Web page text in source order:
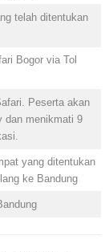
telah ditentukan
Bogor via Tol
. Peserta akan
dan menikmati 9
yang ditentukan
ke Bandung